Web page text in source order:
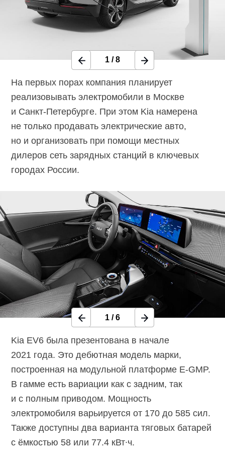
1 /8
На первых порах компания планирует
реализовывать электромобили в Москве
и Санкт-Петербурге. При этом Kia намерена
не только продавать электрические авто,
но и организовать при помощи местных
дилеров сеть зарядных станций в ключевых
городах России.
1 /6
Kia EV6 была презентована в начале
2021 года. Это дебютная модель марки,
построенная на модульной платформе E-GMP.
В гамме есть вариации как с задним, так
и с полным приводом. Мощность
электромобиля варьируется от 170 до 585 сил.
Также доступны два варианта тяговых батарей
с ёмкостью 58 или 77.4 кВт∙ч.